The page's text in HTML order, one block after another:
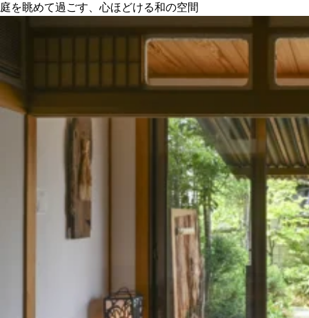
庭を眺めて過ごす、心ほどける和の空間